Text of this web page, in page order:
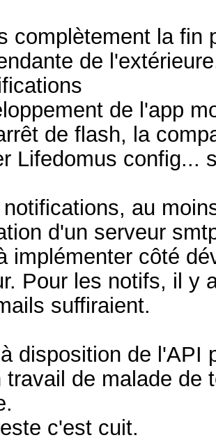
complètement la fin
de
de l'app
de flash, la
Lifedomus config...
au
d'un serveur
implémenter côté
Pour les notifs, il y
suffiraient.
disposition de l'API
travail de malade de
c'est cuit.